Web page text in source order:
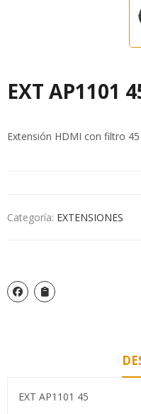
EXT AP1101
Extensión HDMI con filtro
Categoría: EXTENSIONES
EXT AP1101 45